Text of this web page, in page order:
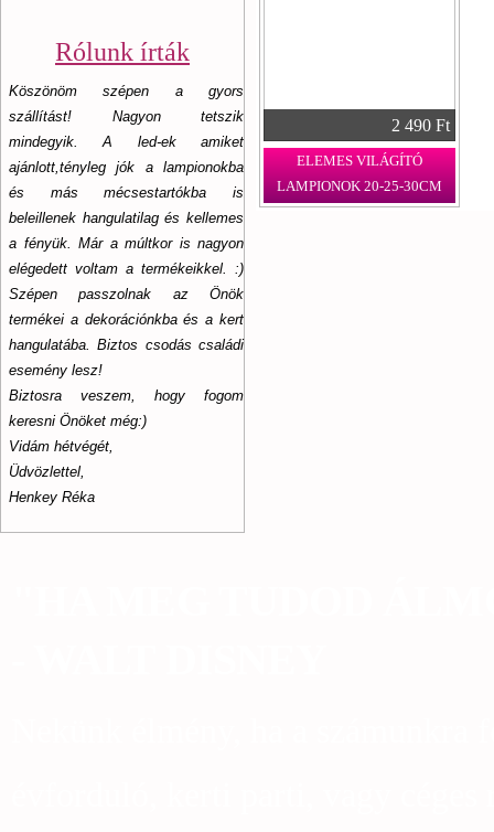
Rólunk írták
Köszönöm szépen a gyors
szállítást! Nagyon tetszik
mindegyik. A led-ek amiket
ajánlott,tényleg jók a lampionokba
és más mécsestartókba is
beleillenek hangulatilag és kellemes
a fényük. Már a múltkor is nagyon
elégedett voltam a termékeikkel. :)
Szépen passzolnak az Önök
termékei a dekorációnkba és a kert
hangulatába. Biztos csodás családi
esemény lesz!
Biztosra veszem, hogy fogom
keresni Önöket még:)
Vidám hétvégét,
Üdvözlettel,
Henkey Réka
2 490 Ft
ELEMES VILÁGÍTÓ
LAMPIONOK 20-25-30CM